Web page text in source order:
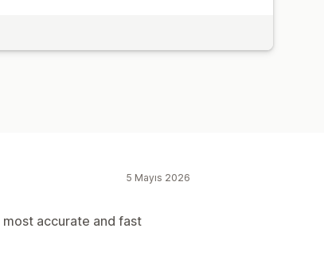
5 Mayıs 2026
accurate and fast